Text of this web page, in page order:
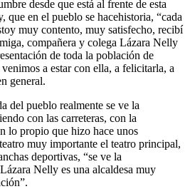
desde que está al frente de esta
que en el pueblo se hacehistoria, “cada
muy contento, muy satisfecho, recibí
compañera y colega Lázara Nelly
de toda la población de
a estar con ella, a felicitarla, a
general.
del pueblo realmente se ve la
con las carreteras, con la
lo propio que hizo hace unos
muy importante el teatro principal,
deportivas, “se ve la
Nelly es una alcaldesa muy